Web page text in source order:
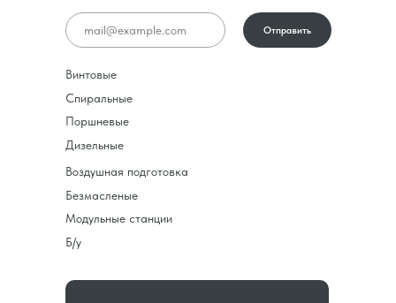
Винтовые
Спиральные
Поршневые
Дизельные
Воздушная подготовка
Безмасленые
Модульные станции
Б/у
Отправить